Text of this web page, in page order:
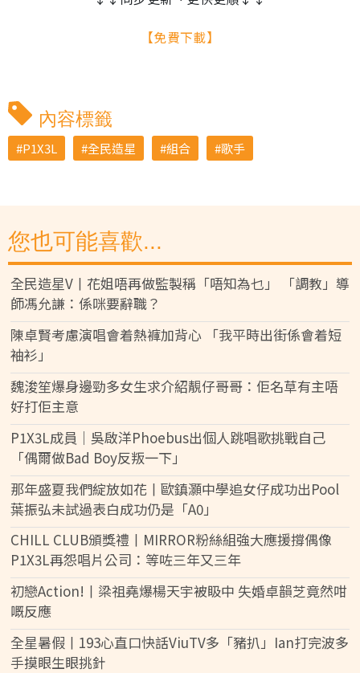
【免費下載】
內容標籤
P1X3L 全民造星 組合 歌手
您也可能喜歡...
全民造星V丨花姐唔再做監製稱「唔知為乜」 「調教」導
師馮允謙：係咪要辭職？
陳卓賢考慮演唱會着熱褲加背心 「我平時出街係會着短
袖衫」
魏浚笙爆身邊勁多女生求介紹靚仔哥哥：佢名草有主唔
好打佢主意
P1X3L成員｜吳啟洋Phoebus出個人跳唱歌挑戰自己
「偶爾做Bad Boy反叛一下」
那年盛夏我們綻放如花丨歐鎮灝中學追女仔成功出Pool
葉振弘未試過表白成功仍是「A0」
CHILL CLUB頒獎禮丨MIRROR粉絲組強大應援撐偶像
P1X3L再怨唱片公司：等咗三年又三年
初戀Action!丨梁祖堯爆楊天宇被𥄫中 失婚卓韻芝竟然咁
嘅反應
全星暑假丨193心直口快話ViuTV多「豬扒」Ian打完波多
手摸眼生眼挑針